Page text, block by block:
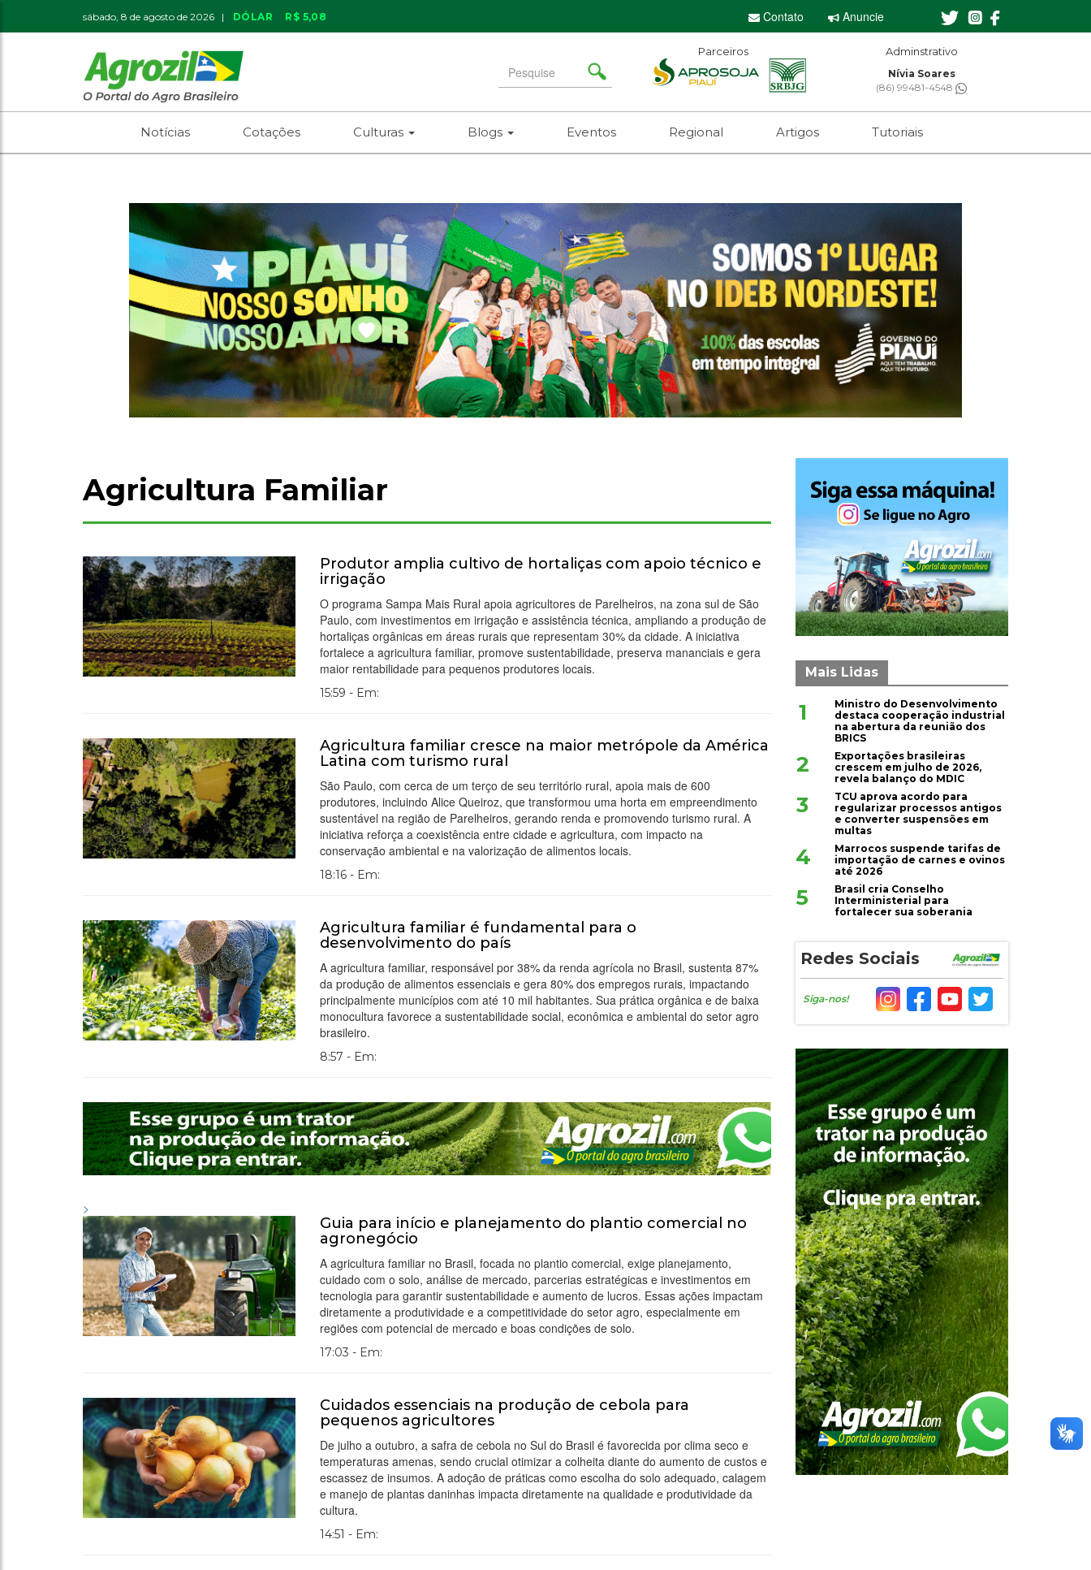
sábado, 8 de agosto de 2026 | DÓLAR R$ 5,08 Contato Anuncie
Search
for
Parceiros Editor-chefe
Sebastian Eugênio
(61) 99650-2473
Notícias Cotações Culturas Blogs Eventos Regional Artigos Tutoriais
Agricultura Familiar
Produtor amplia cultivo de hortaliças com apoio técnico e
irrigação
O programa Sampa Mais Rural apoia agricultores de Parelheiros, na zona sul de São
Paulo, com investimentos em irrigação e assistência técnica, ampliando a produção de
hortaliças orgânicas em áreas rurais que representam 30% da cidade. A iniciativa
fortalece a agricultura familiar, promove sustentabilidade, preserva mananciais e gera
maior rentabilidade para pequenos produtores locais.
15:59 - Em:
Agricultura familiar cresce na maior metrópole da América
Latina com turismo rural
São Paulo, com cerca de um terço de seu território rural, apoia mais de 600
produtores, incluindo Alice Queiroz, que transformou uma horta em empreendimento
sustentável na região de Parelheiros, gerando renda e promovendo turismo rural. A
iniciativa reforça a coexistência entre cidade e agricultura, com impacto na
conservação ambiental e na valorização de alimentos locais.
18:16 - Em:
Agricultura familiar é fundamental para o
desenvolvimento do país
A agricultura familiar, responsável por 38% da renda agrícola no Brasil, sustenta 87%
da produção de alimentos essenciais e gera 80% dos empregos rurais, impactando
principalmente municípios com até 10 mil habitantes. Sua prática orgânica e de baixa
monocultura favorece a sustentabilidade social, econômica e ambiental do setor agro
brasileiro.
8:57 - Em:
>
Guia para início e planejamento do plantio comercial no
agronegócio
A agricultura familiar no Brasil, focada no plantio comercial, exige planejamento,
cuidado com o solo, análise de mercado, parcerias estratégicas e investimentos em
tecnologia para garantir sustentabilidade e aumento de lucros. Essas ações impactam
diretamente a produtividade e a competitividade do setor agro, especialmente em
regiões com potencial de mercado e boas condições de solo.
17:03 - Em:
Cuidados essenciais na produção de cebola para
pequenos agricultores
De julho a outubro, a safra de cebola no Sul do Brasil é favorecida por clima seco e
temperaturas amenas, sendo crucial otimizar a colheita diante do aumento de custos e
escassez de insumos. A adoção de práticas como escolha do solo adequado, calagem
e manejo de plantas daninhas impacta diretamente na qualidade e produtividade da
cultura.
14:51 - Em:
Mais Lidas
1
Ministro do Desenvolvimento
destaca cooperação industrial
na abertura da reunião dos
BRICS
2
Exportações brasileiras
crescem em julho de 2026,
revela balanço do MDIC
3
TCU aprova acordo para
regularizar processos antigos
e converter suspensões em
multas
4
Marrocos suspende tarifas de
importação de carnes e ovinos
até 2026
5
Brasil cria Conselho
Interministerial para
fortalecer sua soberania
Redes Sociais
Siga-nos!